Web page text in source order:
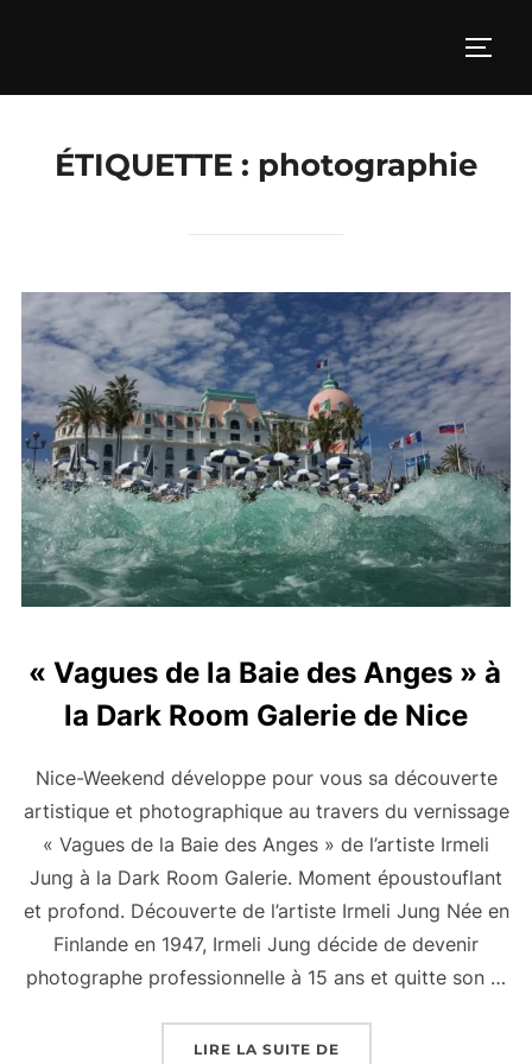
ÉTIQUETTE : photographie
« Vagues de la Baie des Anges » à
la Dark Room Galerie de Nice
Nice-Weekend développe pour vous sa découverte
artistique et photographique au travers du vernissage
« Vagues de la Baie des Anges » de l’artiste Irmeli
Jung à la Dark Room Galerie. Moment époustouflant
et profond. Découverte de l’artiste Irmeli Jung Née en
Finlande en 1947, Irmeli Jung décide de devenir
photographe professionnelle à 15 ans et quitte son …
LIRE LA SUITE DE« « VAGUES DE LA